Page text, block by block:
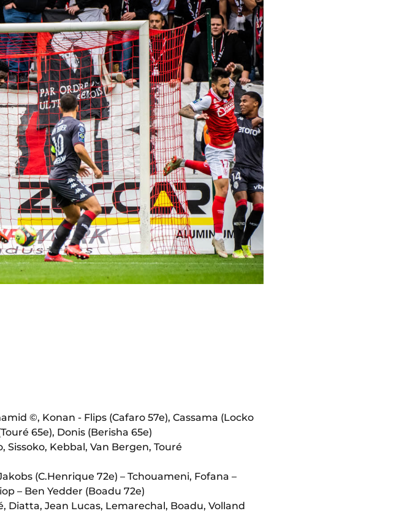
©, Konan - Flips (Cafaro 57e), Cassama (Locko
65e), Donis (Berisha 65e)
Sissoko, Kebbal, Van Bergen, Touré
(C.Henrique 72e) – Tchouameni, Fofana –
– Ben Yedder (Boadu 72e)
Diatta, Jean Lucas, Lemarechal, Boadu, Volland